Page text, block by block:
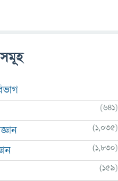
(641)
(1,035)
(1,830)
(159)